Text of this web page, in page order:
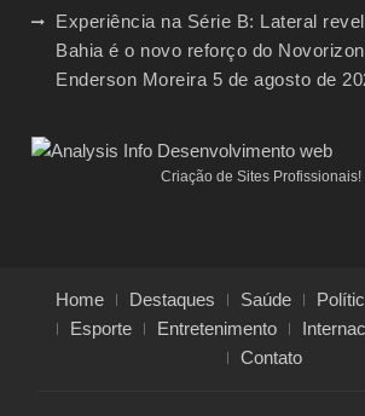
Experiência na Série B: Lateral
Bahia é o novo reforço do
Enderson Moreira 5 de agosto de
Criação de Sites Profissionais!
Home Destaques Saúde
Esporte
Entretenimento
Contato